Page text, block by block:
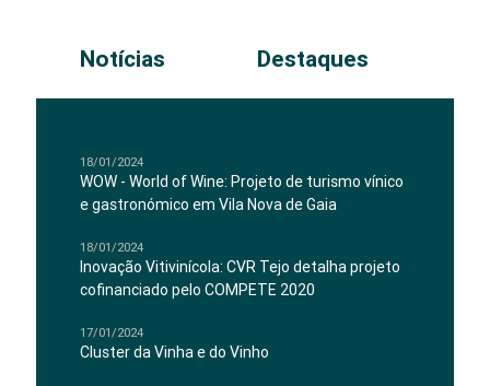
Notícias Destaques
18/01/2024
WOW - World of Wine: Projeto de turismo vínico
e gastronómico em Vila Nova de Gaia
18/01/2024
Inovação Vitivinícola: CVR Tejo detalha projeto
cofinanciado pelo COMPETE 2020
17/01/2024
Cluster da Vinha e do Vinho